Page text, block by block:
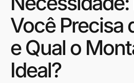
Você Precisa
e Qual o
Ideal?